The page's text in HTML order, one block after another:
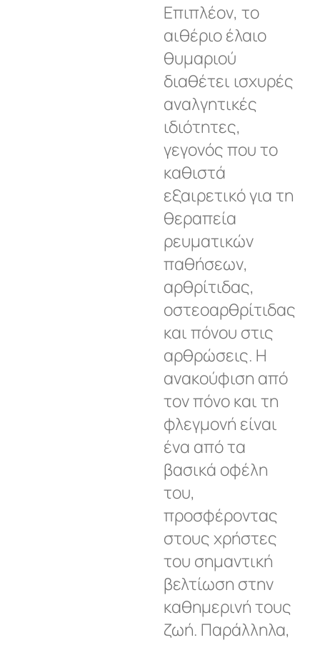
Επιπλέον, το
αιθέριο έλαιο
θυμαριού
διαθέτει ισχυρές
αναλγητικές
ιδιότητες,
γεγονός που το
καθιστά
εξαιρετικό για τη
θεραπεία
ρευματικών
παθήσεων,
αρθρίτιδας,
οστεοαρθρίτιδας
και πόνου στις
αρθρώσεις. Η
ανακούφιση από
τον πόνο και τη
φλεγμονή είναι
ένα από τα
βασικά οφέλη
του,
προσφέροντας
στους χρήστες
του σημαντική
βελτίωση στην
καθημερινή τους
ζωή. Παράλληλα,